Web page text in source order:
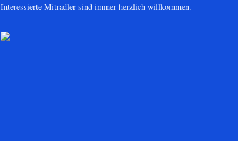
Interessierte Mitradler sind immer herzlich willkommen.